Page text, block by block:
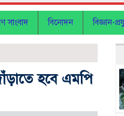
সাংবাদ বিনোদন বিজ্ঞান-
হবে এমপি